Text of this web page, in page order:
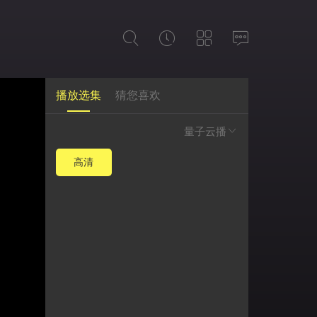
播放选集 猜您喜欢
量子云播
高清